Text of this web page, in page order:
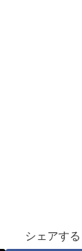
シェアする